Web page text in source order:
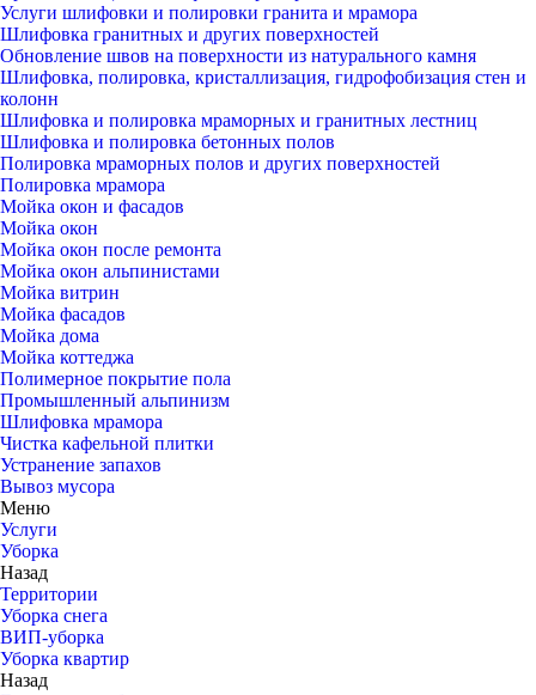
Услуги шлифовки и полировки гранита и мрамора
Шлифовка гранитных и других поверхностей
Обновление швов на поверхности из натурального камня
Шлифовка, полировка, кристаллизация, гидрофобизация стен и
колонн
Шлифовка и полировка мраморных и гранитных лестниц
Шлифовка и полировка бетонных полов
Полировка мраморных полов и других поверхностей
Полировка мрамора
Мойка окон и фасадов
Мойка окон
Мойка окон после ремонта
Мойка окон альпинистами
Мойка витрин
Мойка фасадов
Мойка дома
Мойка коттеджа
Полимерное покрытие пола
Промышленный альпинизм
Шлифовка мрамора
Чистка кафельной плитки
Устранение запахов
Вывоз мусора
Меню
Услуги
Уборка
Назад
Территории
Уборка снега
ВИП-уборка
Уборка квартир
Назад